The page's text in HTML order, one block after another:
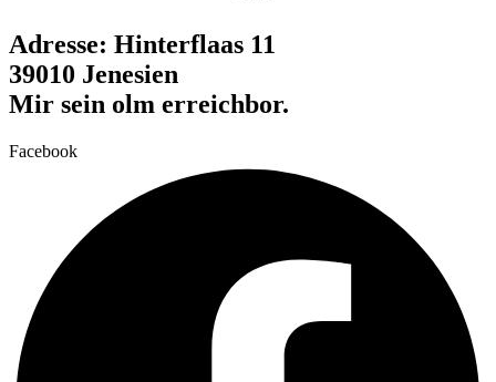
Adresse: Hinterflaas 11
39010 Jenesien
Mir sein olm erreichbor.
Facebook